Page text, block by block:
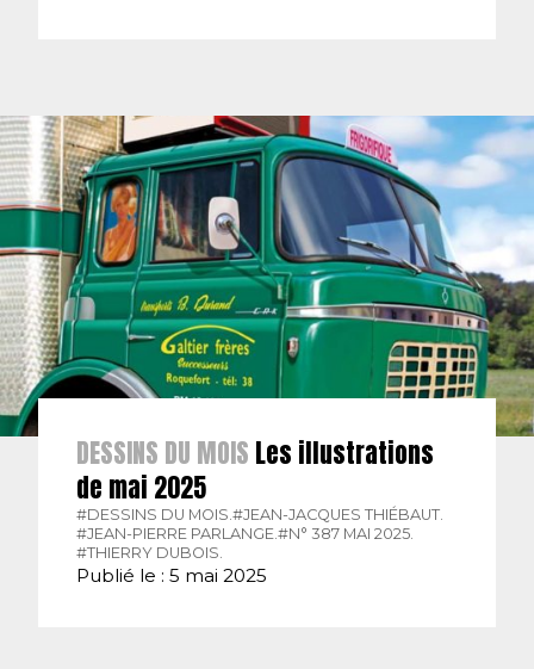
DESSINS DU MOIS Les illustrations
de mai 2025
#DESSINS DU MOIS. #JEAN-JACQUES THIÉBAUT.
#JEAN-PIERRE PARLANGE. #N° 387 MAI 2025.
#THIERRY DUBOIS.
Publié le : 5 mai 2025